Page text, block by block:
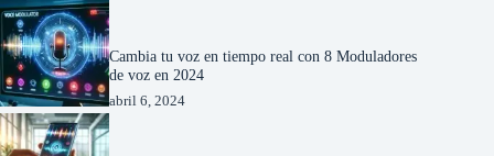
Cambia tu voz en tiempo real con 8 Moduladores
de voz en 2024
abril 6, 2024